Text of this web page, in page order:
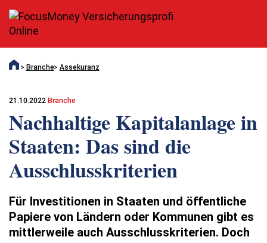
Branche Assekuranz
21.10.2022 Branche
Nachhaltige Kapitalanlage in
Staaten: Das sind die
Ausschlusskriterien
Für Investitionen in Staaten und öffentliche
Papiere von Ländern oder Kommunen gibt es
mittlerweile auch Ausschlusskriterien. Doch